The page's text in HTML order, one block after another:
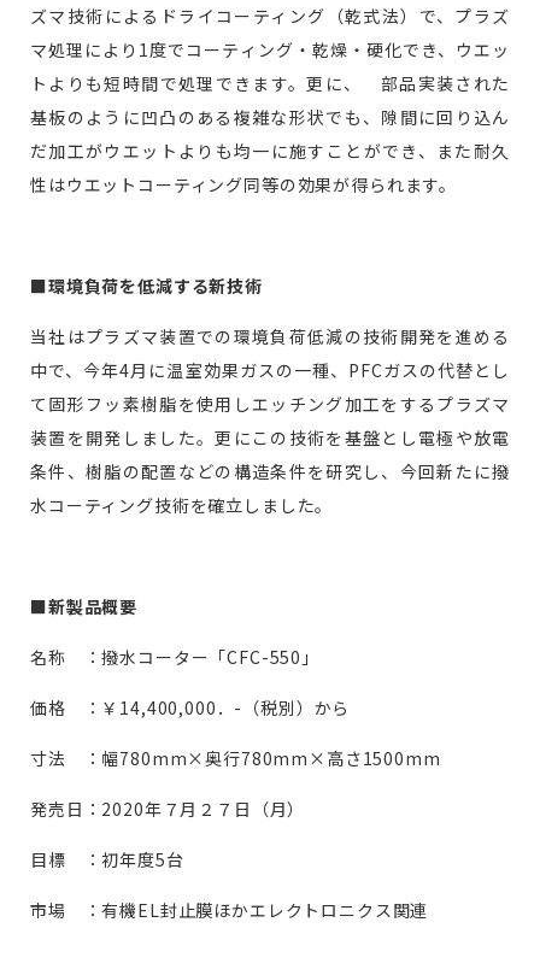
ズマ技術によるドライコーティング（乾式法）で、プラズ
マ処理により1度でコーティング・乾燥・硬化でき、ウエッ
トよりも短時間で処理できます。更に、 部品実装された
基板のように凹凸のある複雑な形状でも、隙間に回り込ん
だ加工がウエットよりも均一に施すことができ、また耐久
性はウエットコーティング同等の効果が得られます。
■環境負荷を低減する新技術
当社はプラズマ装置での環境負荷低減の技術開発を進める
中で、今年4月に温室効果ガスの一種、PFCガスの代替とし
て固形フッ素樹脂を使用しエッチング加工をするプラズマ
装置を開発しました。更にこの技術を基盤とし電極や放電
条件、樹脂の配置などの構造条件を研究し、今回新たに撥
水コーティング技術を確立しました。
■新製品概要
名称 ：撥水コーター「CFC-550」
価格 ：￥14,400,000．-（税別）から
寸法 ：幅780mm×奥行780mm×高さ1500mm
発売日：2020年７月２７日（月）
目標 ：初年度5台
市場 ：有機EL封止膜ほかエレクトロニクス関連